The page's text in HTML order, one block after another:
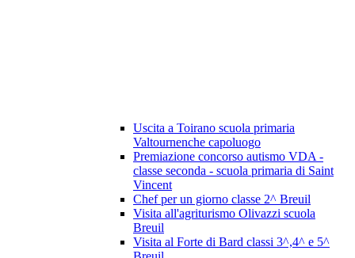
Uscita a Toirano scuola primaria
Valtournenche capoluogo
Premiazione concorso autismo VDA -
classe seconda - scuola primaria di Saint
Vincent
Chef per un giorno classe 2^ Breuil
Visita all'agriturismo Olivazzi scuola
Breuil
Visita al Forte di Bard classi 3^,4^ e 5^